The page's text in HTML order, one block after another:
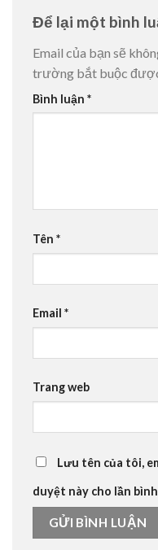
Để lại một bình
Email của bạn sẽ
trường bắt buộc
Bình luận *
Tên *
Email *
Trang web
Lưu tên của tôi,
duyệt này cho lần